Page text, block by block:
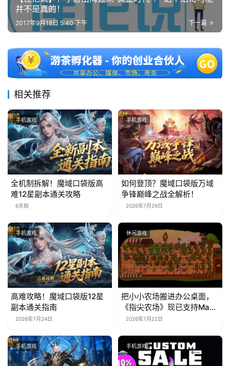
并不是真的！
下一篇
2017年9月18日 5:40 下午
相关推荐
手机游戏
全机制拆解！魔域口袋版高
难12星副本通关攻略
6天前
手机游戏
如何登顶？魔域口袋版万域
争锋巅峰之战全解析！
2026年7月29日
手机游戏
高难攻略！魔域口袋版12星
副本通关指南
2026年7月24日
休闲游戏
把小小农场搬进办公桌面，
《指尖农场》现已支持Mac
系统！
2026年7月22日
手机游戏 手机游戏